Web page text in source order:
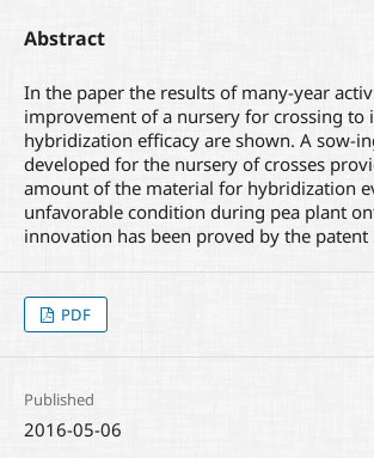
Abstract
In the paper the results of many-year
improvement of a nursery for crossing to
hybridization efficacy are shown. A sow-
developed for the nursery of crosses
amount of the material for hybridization
unfavorable condition during pea plant
innovation has been proved by the
PDF
Published
2016-05-06